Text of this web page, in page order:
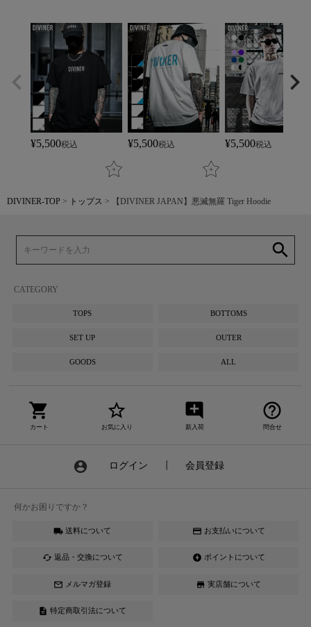
¥5,500税込 ¥5,500税込 ¥5,500税込
DIVINER-TOP トップス 【DIVINER JAPAN】悪滅無羅 Tiger Hoodie
search
CATEGORY
TOPS BOTTOMS
SET UP OUTER
GOODS ALL
shopping_cart
カート
star_border
お気に入り
add_comment
新入荷
help_outline
問合せ
account_circle ログイン 会員登録
何かお困りですか？
local_shipping 送料について credit_card お支払いについて
cached 返品・交換について offline_bolt ポイントについて
mail_outline メルマガ登録 store 実店舗について
description 特定商取引法について